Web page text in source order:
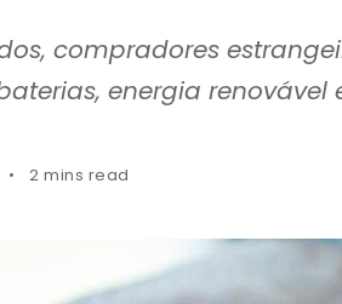
compradores
energia
2 mins read